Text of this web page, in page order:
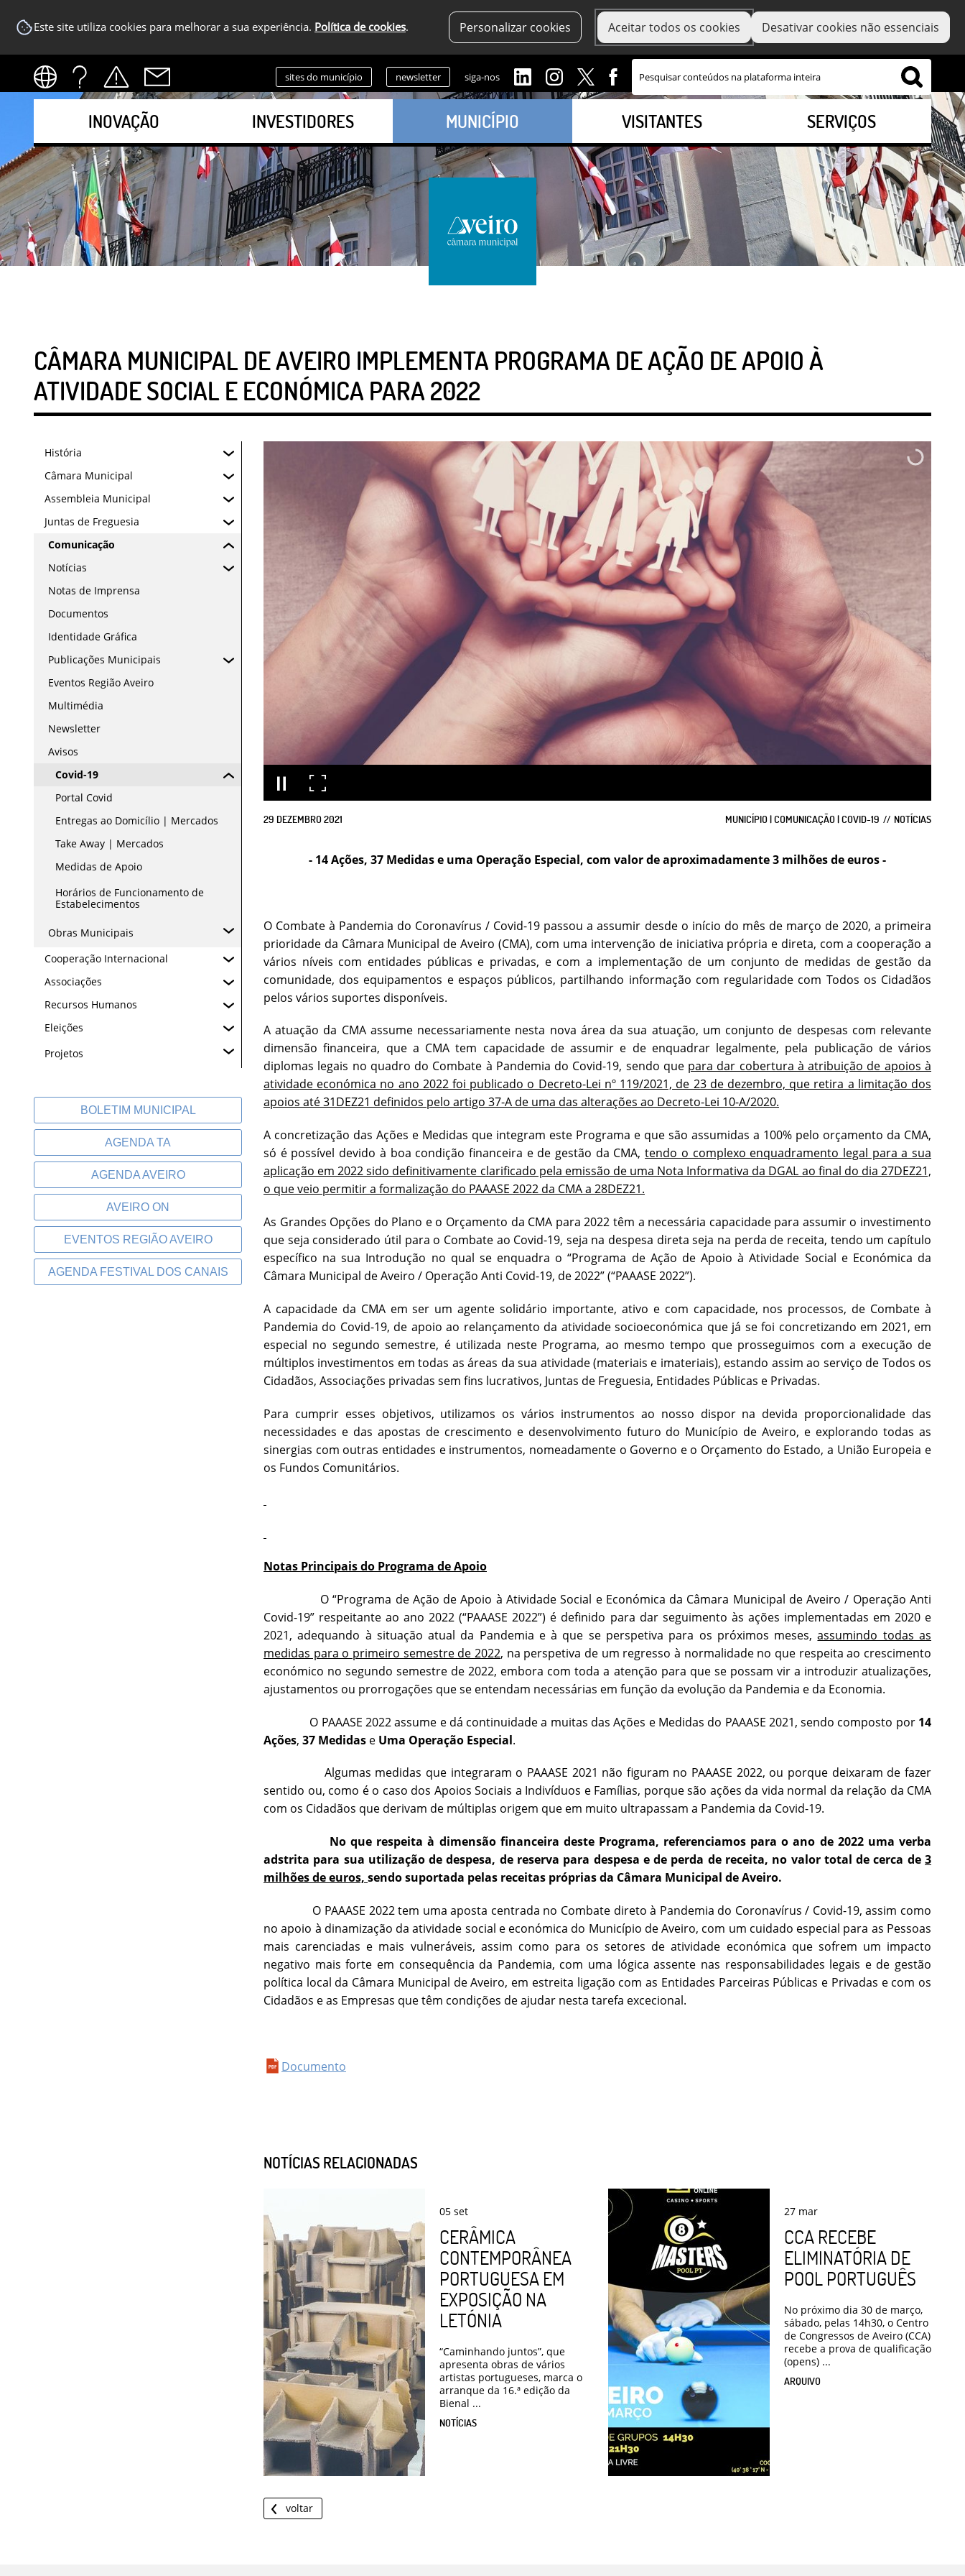
Este site utiliza cookies para melhorar a sua experiência. Política de cookies. Personalizar cookies Aceitar todos os cookies Desativar cookies não essenciais
sites do município newsletter siga-nos
INOVAÇÃO INVESTIDORES MUNICÍPIO VISITANTES SERVIÇOS
CÂMARA MUNICIPAL DE AVEIRO IMPLEMENTA PROGRAMA DE AÇÃO DE APOIO À
ATIVIDADE SOCIAL E ECONÓMICA PARA 2022
História
Câmara Municipal
Assembleia Municipal
Juntas de Freguesia
Comunicação
Notícias
Notas de Imprensa
Documentos
Identidade Gráfica
Publicações Municipais
Eventos Região Aveiro
Multimédia
Newsletter
Avisos
Covid-19
Portal Covid
Entregas ao Domicílio | Mercados
Take Away | Mercados
Medidas de Apoio
Horários de Funcionamento de
Estabelecimentos
Obras Municipais
Cooperação Internacional
Associações
Recursos Humanos
Eleições
Projetos
BOLETIM MUNICIPAL
AGENDA TA
AGENDA AVEIRO
AVEIRO ON
EVENTOS REGIÃO AVEIRO
AGENDA FESTIVAL DOS CANAIS
29 DEZEMBRO2021 MUNICÍPIO | COMUNICAÇÃO | COVID-19 NOTÍCIAS
- 14 Ações, 37 Medidas e uma Operação Especial, com valor de aproximadamente 3 milhões de euros -
O Combate à Pandemia do Coronavírus / Covid-19 passou a assumir desde o início do mês de março de 2020, a primeira
prioridade da Câmara Municipal de Aveiro (CMA), com uma intervenção de iniciativa própria e direta, com a cooperação a
vários níveis com entidades públicas e privadas, e com a implementação de um conjunto de medidas de gestão da
comunidade, dos equipamentos e espaços públicos, partilhando informação com regularidade com Todos os Cidadãos
pelos vários suportes disponíveis.
A atuação da CMA assume necessariamente nesta nova área da sua atuação, um conjunto de despesas com relevante
dimensão financeira, que a CMA tem capacidade de assumir e de enquadrar legalmente, pela publicação de vários
diplomas legais no quadro do Combate à Pandemia do Covid-19, sendo que para dar cobertura à atribuição de apoios à
atividade económica no ano 2022 foi publicado o Decreto-Lei nº 119/2021, de 23 de dezembro, que retira a limitação dos
apoios até 31DEZ21 definidos pelo artigo 37-A de uma das alterações ao Decreto-Lei 10-A/2020.
A concretização das Ações e Medidas que integram este Programa e que são assumidas a 100% pelo orçamento da CMA,
só é possível devido à boa condição financeira e de gestão da CMA,tendo o complexo enquadramento legal para a sua
aplicação em 2022 sido definitivamente clarificado pela emissão de uma Nota Informativa da DGAL ao final do dia 27DEZ21,
o que veio permitir a formalização do PAAASE 2022 da CMA a 28DEZ21.
As Grandes Opções do Plano e o Orçamento da CMA para 2022 têm a necessária capacidade para assumir o investimento
que seja considerado útil para o Combate ao Covid-19, seja na despesa direta seja na perda de receita, tendo um capítulo
específico na sua Introdução no qual se enquadra o “Programa de Ação de Apoio à Atividade Social e Económica da
Câmara Municipal de Aveiro / Operação Anti Covid-19, de 2022” (“PAAASE 2022”).
A capacidade da CMA em ser um agente solidário importante, ativo e com capacidade, nos processos, de Combate à
Pandemia do Covid-19, de apoio ao relançamento da atividade socioeconómica que já se foi concretizando em 2021, em
especial no segundo semestre, é utilizada neste Programa, ao mesmo tempo que prosseguimos com a execução de
múltiplos investimentos em todas as áreas da sua atividade (materiais e imateriais), estando assim ao serviço de Todos os
Cidadãos, Associações privadas sem fins lucrativos, Juntas de Freguesia, Entidades Públicas e Privadas.
Para cumprir esses objetivos, utilizamos os vários instrumentos ao nosso dispor na devida proporcionalidade das
necessidades e das apostas de crescimento e desenvolvimento futuro do Município de Aveiro, e explorando todas as
sinergias com outras entidades e instrumentos, nomeadamente o Governo e o Orçamento do Estado, a União Europeia e
os Fundos Comunitários.
Notas Principais do Programa de Apoio
O “Programa de Ação de Apoio à Atividade Social e Económica da Câmara Municipal de Aveiro / Operação Anti
Covid-19” respeitante ao ano 2022 (“PAAASE 2022”) é definido para dar seguimento às ações implementadas em 2020 e
2021, adequando à situação atual da Pandemia e à que se perspetiva para os próximos meses,assumindo todas as
medidas para o primeiro semestre de 2022, na perspetiva de um regresso à normalidade no que respeita ao crescimento
económico no segundo semestre de 2022, embora com toda a atenção para que se possam vir a introduzir atualizações,
ajustamentos ou prorrogações que se entendam necessárias em função da evolução da Pandemia e da Economia.
O PAAASE 2022 assume e dá continuidade a muitas das Ações e Medidas do PAAASE 2021, sendo composto por 14
Ações, 37 Medidas e Uma Operação Especial.
Algumas medidas que integraram o PAAASE 2021 não figuram no PAAASE 2022, ou porque deixaram de fazer
sentido ou, como é o caso dos Apoios Sociais a Indivíduos e Famílias, porque são ações da vida normal da relação da CMA
com os Cidadãos que derivam de múltiplas origem que em muito ultrapassam a Pandemia da Covid-19.
No que respeita à dimensão financeira deste Programa, referenciamos para o ano de 2022 uma verba
adstrita para sua utilização de despesa, de reserva para despesa e de perda de receita, no valor total de cerca de 3
milhões de euros, sendo suportada pelas receitas próprias da Câmara Municipal de Aveiro.
O PAAASE 2022 tem uma aposta centrada no Combate direto à Pandemia do Coronavírus / Covid-19, assim como
no apoio à dinamização da atividade social e económica do Município de Aveiro, com um cuidado especial para as Pessoas
mais carenciadas e mais vulneráveis, assim como para os setores de atividade económica que sofrem um impacto
negativo mais forte em consequência da Pandemia, com uma lógica assente nas responsabilidades legais e de gestão
política local da Câmara Municipal de Aveiro, em estreita ligação com as Entidades Parceiras Públicas e Privadas e com os
Cidadãos e as Empresas que têm condições de ajudar nesta tarefa excecional.
Documento
NOTÍCIAS RELACIONADAS
05 set
CERÂMICA
CONTEMPORÂNEA
PORTUGUESA EM
EXPOSIÇÃO NA
LETÓNIA
“Caminhando juntos”, que
apresenta obras de vários
artistas portugueses, marca o
arranque da 16.ª edição da
Bienal ...
NOTÍCIAS
27 mar
CCA RECEBE
ELIMINATÓRIA DE
POOL PORTUGUÊS
No próximo dia 30 de março,
sábado, pelas 14h30, o Centro
de Congressos de Aveiro (CCA)
recebe a prova de qualificação
(opens) ...
ARQUIVO
voltar